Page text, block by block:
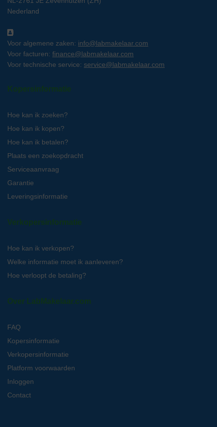
Nederland
Voor algemene zaken: info@labmakelaar.com
Voor facturen: finance@labmakelaar.com
Voor technische service: service@labmakelaar.com
Kopersinformatie
Hoe kan ik zoeken?
Hoe kan ik kopen?
Hoe kan ik betalen?
Plaats een zoekopdracht
Serviceaanvraag
Garantie
Leveringsinformatie
Verkopersinformatie
Hoe kan ik verkopen?
Welke informatie moet ik aanleveren?
Hoe verloopt de betaling?
Over LabMakelaar.com
FAQ
Kopersinformatie
Verkopersinformatie
Platform voorwaarden
Inloggen
Contact